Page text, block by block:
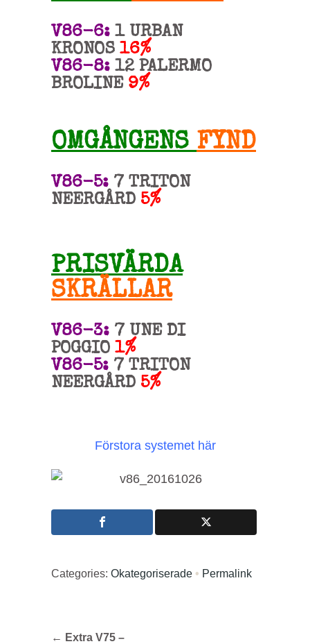
V86-6: 1 URBAN
KRONOS 16%
V86-8: 12 PALERMO
BROLINE 9%
OMGÅNGENSFYND
V86-5: 7 TRITON
NEERGÅRD 5%
PRISVÄRDA
SKRÄLLAR
V86-3: 7 UNE DI
POGGIO 1%
V86-5: 7 TRITON
NEERGÅRD 5%
Förstora systemet här
Categories: Okategoriserade • Permalink
← Extra V75 –